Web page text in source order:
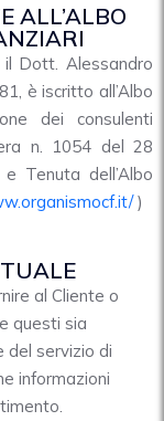
ALL’ALBO
Dott. Alessandro
è iscritto all’Albo
dei consulenti
n. 1054 del 28
Tenuta dell’Albo
)
al Cliente o
questi sia
del servizio di
informazioni